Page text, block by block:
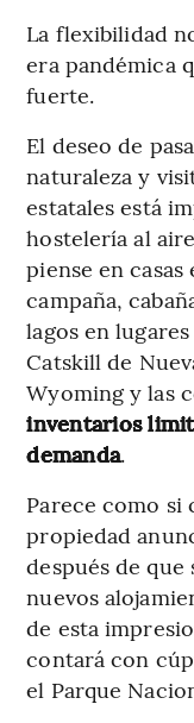
La flexibilidad
era pandémica
fuerte.
El deseo de
naturaleza y
estatales está
hostelería al
piense en
campaña,
lagos en
Catskill de
Wyoming y las
inventarios
demanda.
Parece como si
propiedad
después de
nuevos
de esta
contará con
el Parque